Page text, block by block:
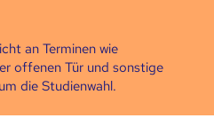
an Terminen wie
offenen Tür und sonstige
die Studienwahl.